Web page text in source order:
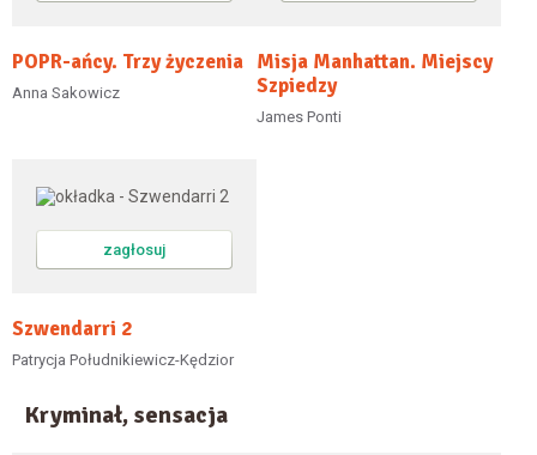
POPR-ańcy. Trzy życzenia
Anna Sakowicz
Misja Manhattan. Miejscy
Szpiedzy
James Ponti
zagłosuj
Szwendarri 2
Patrycja Południkiewicz-Kędzior
Kryminał, sensacja